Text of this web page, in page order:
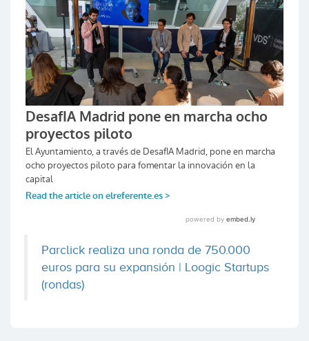
Parclick realiza una ronda de 750.000
euros para su expansión | Loogic Startups
(rondas)